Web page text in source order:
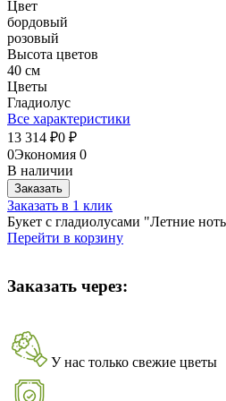
Цвет
бордовый
розовый
Высота цветов
40 см
Цветы
Гладиолус
Все характеристики
13 314 ₽0 ₽
0Экономия 0
В наличии
Заказать
Заказать в 1 клик
Букет с гладиолусами "Летние
Перейти в корзину
Заказать через:
У нас только свежие цветы